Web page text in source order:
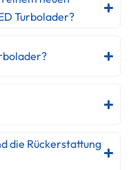
Turbolader?
die Rückerstattung